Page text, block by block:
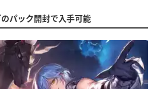
パック開封で入手可能